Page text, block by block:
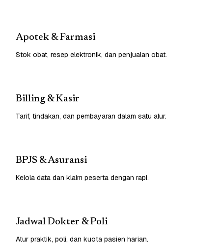
Apotek & Farmasi
Stok obat, resep elektronik, dan penjualan obat.
Billing & Kasir
Tarif, tindakan, dan pembayaran dalam satu alur.
BPJS & Asuransi
Kelola data dan klaim peserta dengan rapi.
Jadwal Dokter & Poli
Atur praktik, poli, dan kuota pasien harian.